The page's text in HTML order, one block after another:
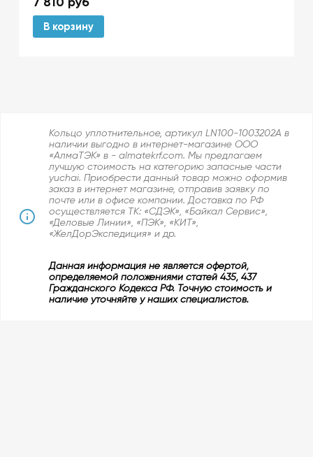
В корзину
Кольцо уплотнительное, артикул LN100-1003202A в
наличии выгодно в интернет-магазине ООО
«АлмаТЭК» в - almatekrf.com. Мы предлагаем
лучшую стоимость на категорию запасные части
yuchai. Приобрести данный товар можно оформив
заказ в интернет магазине, отправив заявку по
почте или в офисе компании. Доставка по РФ
осуществляется ТК: «СДЭК», «Байкал Сервис»,
«Деловые Линии», «ПЭК», «КИТ»,
«ЖелДорЭкспедиция» и др.